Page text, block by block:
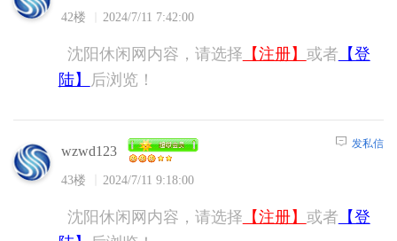
42楼 2024/7/11 7:42:00
沈阳休闲网内容，请选择 【注册】 或者 【登
陆】
后浏览！
wzwd123
43楼 2024/7/11 9:18:00
发私信
沈阳休闲网内容，请选择 【注册】 或者 【登